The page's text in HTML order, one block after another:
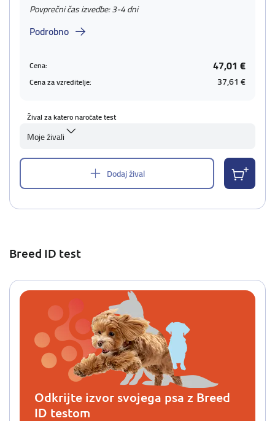
Povprečni čas izvedbe: 3-4 dni
Podrobno
Cena: 47,01 €
Cena za vzreditelje: 37,61 €
Žival za katero naročate test
Moje živali
Dodaj žival
Breed ID test
Odkrijte izvor svojega psa z Breed
ID testom